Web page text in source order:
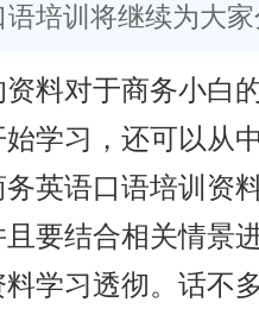
培训将继续为大
资料对于商务小白
学习，还可以从
英语口语培训资
要结合相关情景
学习透彻。话不